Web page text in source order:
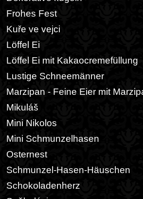
Frohes Fest
Kuře ve vejci
Löffel Ei
Löffel Ei mit Kakaocremefüllung
Lustige Schneemänner
Marzipan - Feine Eier mit
Mikuláš
Mini Nikolos
Mini Schmunzelhasen
Osternest
Schmunzel-Hasen-Häuschen
Schokoladenherz